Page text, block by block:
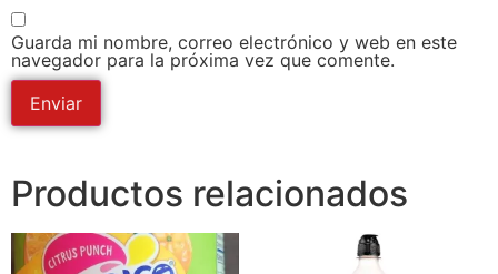
Guarda mi nombre, correo electrónico y web en este
navegador para la próxima vez que comente.
Productos relacionados